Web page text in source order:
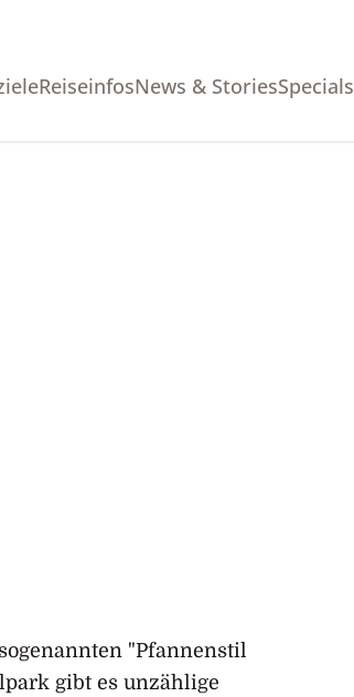
ReiseinfosNews & StoriesSpecials
"Pfannenstil
gibt es unzählige